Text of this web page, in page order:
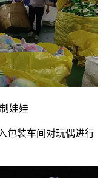
娃娃
包装车间对玩偶进行